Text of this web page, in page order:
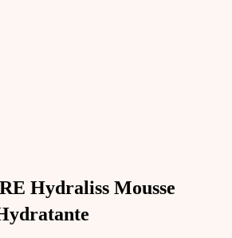
Hydraliss Mousse